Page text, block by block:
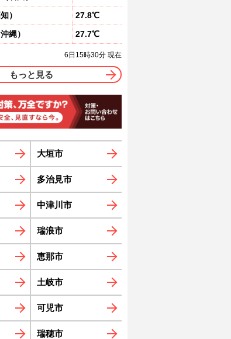
）
27.8℃
沖縄） 27.7℃
6日15時30分 現在
もっと見る
大垣市
多治見市
中津川市
瑞浪市
恵那市
土岐市
可児市
瑞穂市